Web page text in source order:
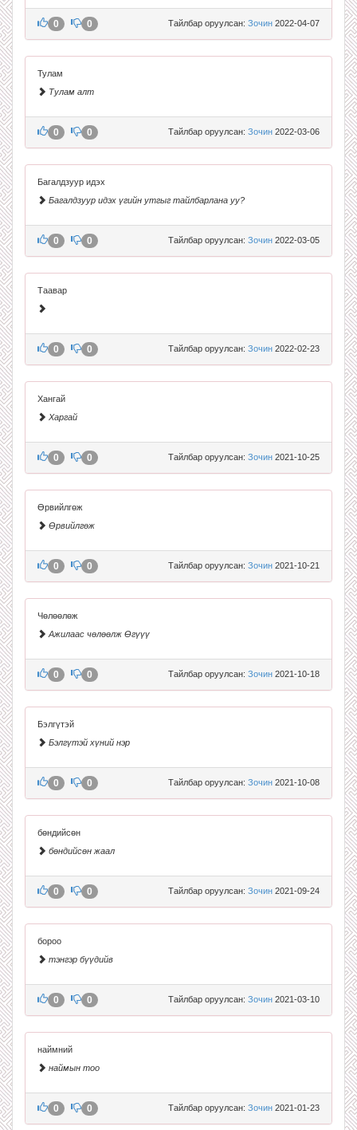
Тайлбар оруулсан: Зочин 2022-04-07
0 0
Тулам
Тулам алт
Тайлбар оруулсан: Зочин 2022-03-06
0 0
Багалдзуур идэх
Багалдзуур идэх үгийн утгыг тайлбарлана уу?
Тайлбар оруулсан: Зочин 2022-03-05
0 0
Таавар
Тайлбар оруулсан: Зочин 2022-02-23
0 0
Хангай
Харгай
Тайлбар оруулсан: Зочин 2021-10-25
0 0
Өрвийлгөж
Өрвийлгөж
Тайлбар оруулсан: Зочин 2021-10-21
0 0
Чөлөөлөж
Ажилаас чөлөөлж Өгүүү
Тайлбар оруулсан: Зочин 2021-10-18
0 0
Бэлгүтэй
Бэлгүтэй хүний нэр
Тайлбар оруулсан: Зочин 2021-10-08
0 0
бөндийсөн
бөндийсөн жаал
Тайлбар оруулсан: Зочин 2021-09-24
0 0
бороо
тэнгэр бүүдийв
Тайлбар оруулсан: Зочин 2021-03-10
0 0
наймний
наймын тоо
Тайлбар оруулсан: Зочин 2021-01-23
0 0